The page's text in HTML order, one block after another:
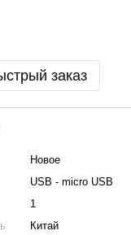
заказ
Новое
USB - micro USB
1
Китай